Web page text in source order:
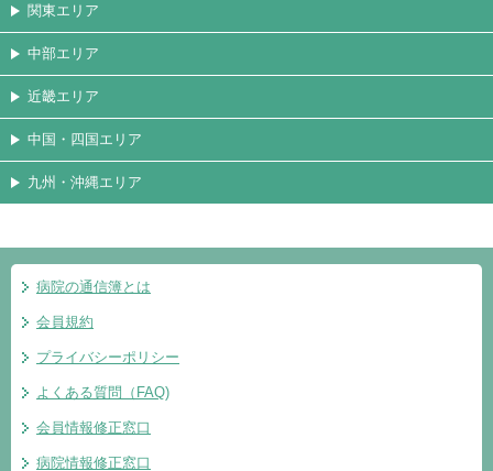
関東エリア
中部エリア
近畿エリア
中国・四国エリア
九州・沖縄エリア
病院の通信簿とは
会員規約
プライバシーポリシー
よくある質問（FAQ)
会員情報修正窓口
病院情報修正窓口